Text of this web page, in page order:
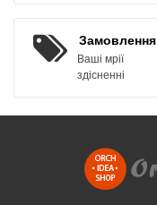
Замовлення
Ваші мрії
здісненні